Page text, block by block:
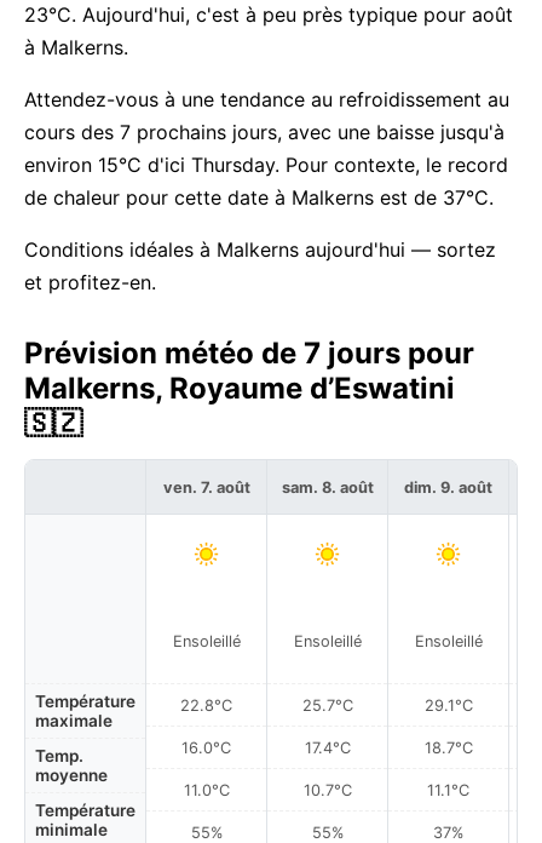
23°C. Aujourd'hui, c'est à peu près typique pour août
à Malkerns.
Attendez-vous à une tendance au refroidissement au
cours des 7 prochains jours, avec une baisse jusqu'à
environ 15°C d'ici Thursday. Pour contexte, le record
de chaleur pour cette date à Malkerns est de 37°C.
Conditions idéales à Malkerns aujourd'hui — sortez
et profitez-en.
Prévision météo de 7 jours pour
Malkerns, Royaume d’Eswatini
🇸🇿
Température
maximale
Temp.
moyenne
Température
minimale
ven. 7. août
Ensoleillé
22.8°C
16.0°C
11.0°C
55%
sam. 8. août
Ensoleillé
25.7°C
17.4°C
10.7°C
55%
dim. 9. août
Ensoleillé
29.1°C
18.7°C
11.1°C
37%